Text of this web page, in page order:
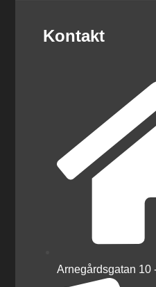
Kontakt
Arnegårdsgatan 10